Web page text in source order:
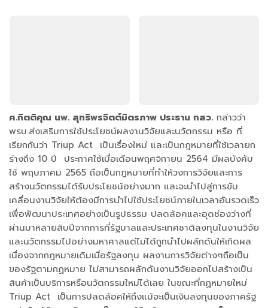
ศ.กิตติคุณ นพ. สุทธิพรจิตต์มิตรภาพ ประธาน กสว. กล่าวว่า
พรบ.ส่งเสริมการใช้ประโยชน์ผลงานวิจัยและนวัตกรรม หรือ ที่
เรียกกันว่า Triup Act เป็นเรื่องใหม่ และเป็นกฎหมายที่ใช้เวลายก
ร่างถึง 10 ปี ประกาศใช้เมื่อเดือนพฤศจิกายน 2564 มีผลบังคับ
ใช้ พฤษภาคม 2565 ถือเป็นกฎหมายที่ทำให้วงการวิจัยและการ
สร้างนวัตกรรมได้รับประโยชน์อย่างมาก และจะนำไปสู่การขับ
เคลื่อนงานวิจัยให้ต้องมีการนำไปใช้ประโยชน์ภายในเวลาอันรวดเร็ว
เพื่อพัฒนาประเทศอย่างเป็นรูปธรรม ปลดล้อคและอุดช่องว่างที่
ผ่านมาหลายสิบปีจากการที่รัฐบาลและประเทศชาติลงทุนในงานวิจัย
และนวัตกรรมไปอย่างมหาศาลแต่ไม่ได้ถูกนำไปผลักดันให้เกิดผล
เนื่องจากกฎหมายเดิมเมื่อรัฐลงทุน ผลงานการวิจัยต่างๆถือเป็น
ของรัฐตามกฏหมาย ไม่สามารถผลักดันงานวิจัยออกไปสร้างเป็น
สินค้าเป็นบริการหรือนวัตกรรมใหม่ได้เลย ในขณะที่กฏหมายใหม่
Triup Act เป็นการปลดล้อคให้ถึงแม้จะเป็นเงินลงทุนของภาครัฐ